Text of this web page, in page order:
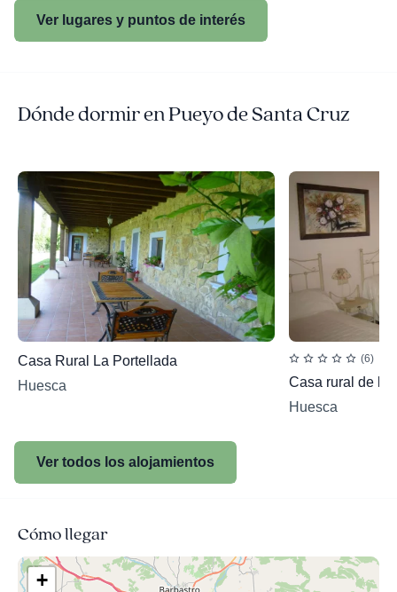
Ver lugares y puntos de interés
Dónde dormir en Pueyo de Santa Cruz
Casa Rural La Portellada
Huesca
(6)
Casa rural de la
Huesca
Ver todos los alojamientos
Cómo llegar
+